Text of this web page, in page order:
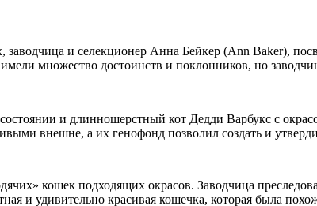
и селекционер Анна Бейкер (Ann Baker),
множество достоинств и поклонников, но
и длинношерстный кот Дедди Варбукс с
внешне, а их генофонд позволил создать и
кошек подходящих окрасов. Заводчица
и удивительно красивая кошечка, которая была